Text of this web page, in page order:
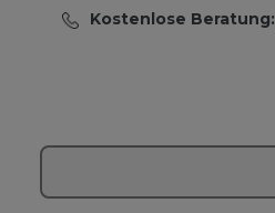
Kostenlose Beratung: